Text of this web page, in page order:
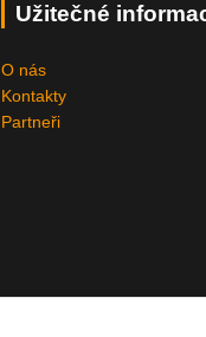
Užitečné
O nás
Kontakty
Partneři